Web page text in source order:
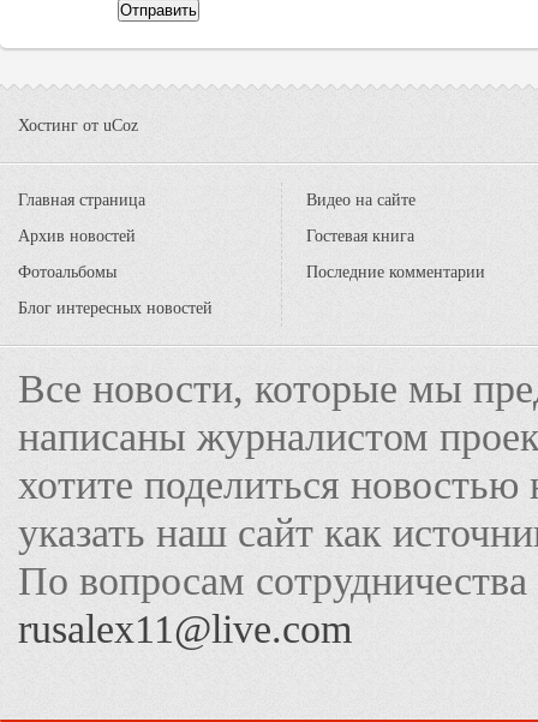
Отправить
Хостинг от uCoz
Главная страница
Архив новостей
Фотоальбомы
Блог интересных новостей
Видео на сайте
Гостевая книга
Последние комментарии
Все новости, которые мы
написаны журналистом
хотите поделиться
указать наш сайт как
По вопросам
rusalex11@live.com